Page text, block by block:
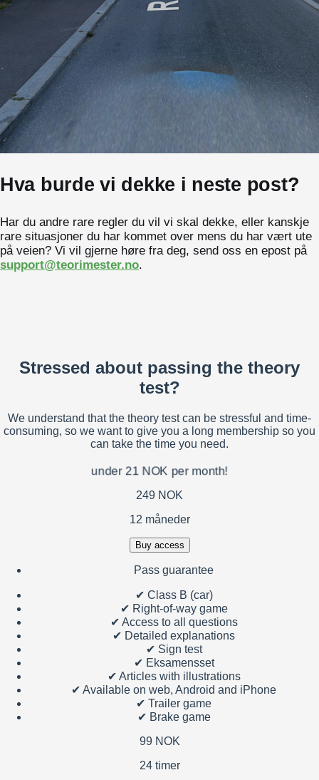
Hva burde vi dekke i neste post?
Har du andre rare regler du vil vi skal dekke, eller kanskje
rare situasjoner du har kommet over mens du har vært ute
på veien? Vi vil gjerne høre fra deg, send oss en epost på
support@teorimester.no.
Stressed about passing the theory
test?
We understand that the theory test can be stressful and time-
consuming, so we want to give you a long membership so you
can take the time you need.
under 21 NOK per month!
249 NOK
12 måneder
Buy access
Pass guarantee
✔ Class B (car)
✔ Right-of-way game
✔ Access to all questions
✔ Detailed explanations
✔ Sign test
✔ Eksamensset
✔ Articles with illustrations
✔ Available on web, Android and iPhone
✔ Trailer game
✔ Brake game
99 NOK
24 timer